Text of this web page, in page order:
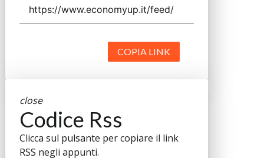
COPIA LINK
close
Codice Rss
Clicca sul pulsante per copiare il link
RSS negli appunti.